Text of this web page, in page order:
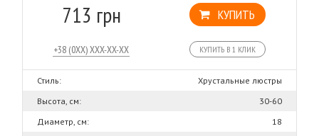
713 грн КУПИТЬ
КУПИТЬ В 1 КЛИК
Стиль:
Хрустальные люстры
Высота, см:
30-60
Диаметр, см:
18